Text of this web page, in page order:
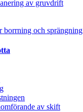
av gruvdrift
borrning och sprängning
av skift